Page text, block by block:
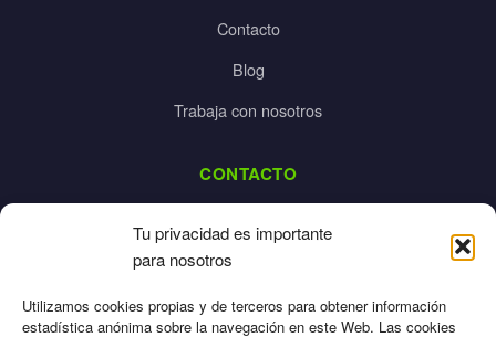
Tu privacidad es importante
para nosotros
Utilizamos cookies propias y de terceros para obtener información
estadística anónima sobre la navegación en este Web. Las cookies
Contacto
Blog
Trabaja con nosotros
CONTACTO
925 532 213